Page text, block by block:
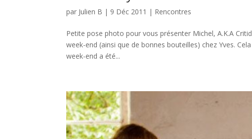
par Julien B | 9 Déc 2011 | Rencontres
Petite pose photo pour vous présenter Michel, A.K.A
week-end (ainsi que de bonnes bouteilles) chez Yves.
week-end a été...